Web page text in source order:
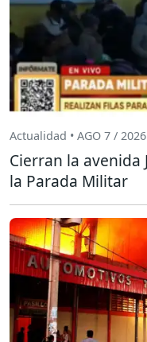
Actualidad • AGO 7 / 2026
Cierran la avenida
la Parada Militar